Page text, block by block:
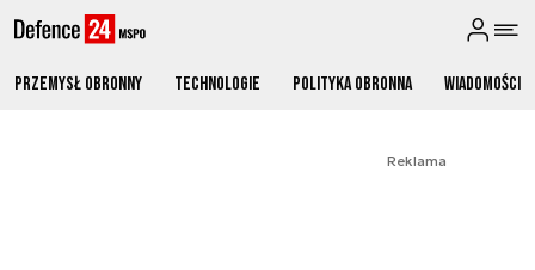
Przemysł obronny Technologie Polityka obronna Wiadomości
Reklama